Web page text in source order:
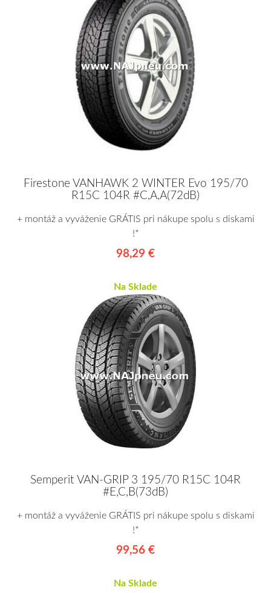
Firestone VANHAWK 2 WINTER Evo 195/70
R15C 104R #C,A,A(72dB)
+ montáž a vyváženie GRÁTIS pri nákupe spolu s diskami
!*
98,29 €
Na Sklade
Semperit VAN-GRIP 3 195/70 R15C 104R
#E,C,B(73dB)
+ montáž a vyváženie GRÁTIS pri nákupe spolu s diskami
!*
99,56 €
Na Sklade